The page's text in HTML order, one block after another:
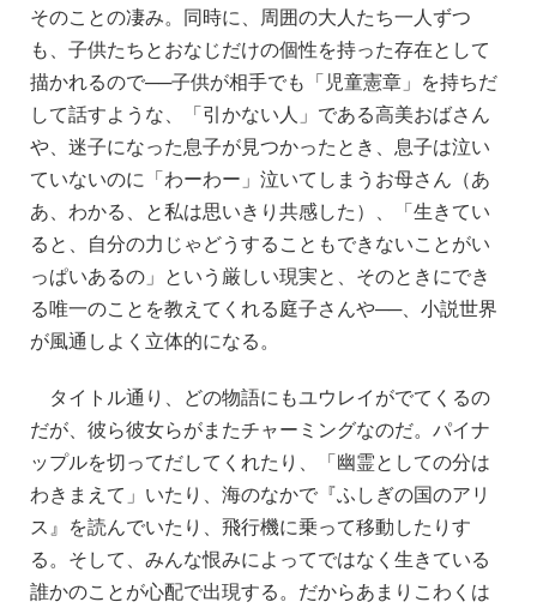
そのことの凄み。同時に、周囲の大人たち一人ずつ
も、子供たちとおなじだけの個性を持った存在として
描かれるので──子供が相手でも「児童憲章」を持ちだ
して話すような、「引かない人」である高美おばさん
や、迷子になった息子が見つかったとき、息子は泣い
ていないのに「わーわー」泣いてしまうお母さん（あ
あ、わかる、と私は思いきり共感した）、「生きてい
ると、自分の力じゃどうすることもできないことがい
っぱいあるの」という厳しい現実と、そのときにでき
る唯一のことを教えてくれる庭子さんや──、小説世界
が風通しよく立体的になる。
タイトル通り、どの物語にもユウレイがでてくるの
だが、彼ら彼女らがまたチャーミングなのだ。パイナ
ップルを切ってだしてくれたり、「幽霊としての分は
わきまえて」いたり、海のなかで『ふしぎの国のアリ
ス』を読んでいたり、飛行機に乗って移動したりす
る。そして、みんな恨みによってではなく生きている
誰かのことが心配で出現する。だからあまりこわくは